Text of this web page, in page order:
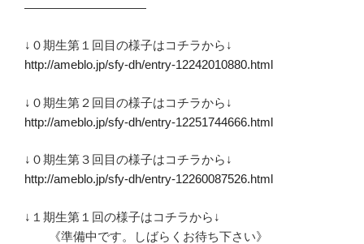
——————————
↓０期生第１回目の様子はコチラから↓
http://ameblo.jp/sfy-dh/entry-12242010880.html
↓０期生第２回目の様子はコチラから↓
http://ameblo.jp/sfy-dh/entry-12251744666.html
↓０期生第３回目の様子はコチラから↓
http://ameblo.jp/sfy-dh/entry-12260087526.html
↓１期生第１回の様子はコチラから↓
《準備中です。しばらくお待ち下さい》